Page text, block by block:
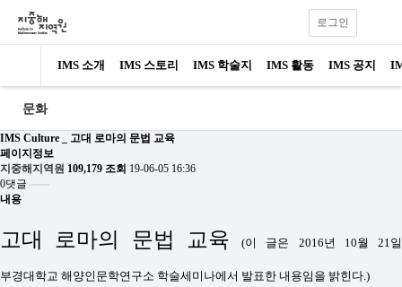
IMS 소개 IMS 스토리 IMS 학술지 IMS 활동 IMS 공지
로그인
문화
IMS Culture _ 고대 로마의 문법 교육
페이지정보
지중해지역원 109,179 조회 19-06-05 16:36
0댓글
내용
고대 로마의 문법 교육 (이 글은 2016년 10월 21일
부경대학교 해양인문학연구소 학술세미나에서 발표한 내용임을 밝힌다.)